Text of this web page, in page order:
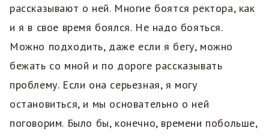
рассказывают о ней. Многие боятся ректора, как
и я в свое время боялся. Не надо бояться.
Можно подходить, даже если я бегу, можно
бежать со мной и по дороге рассказывать
проблему. Если она серьезная, я могу
остановиться, и мы основательно о ней
поговорим. Было бы, конечно, времени побольше,